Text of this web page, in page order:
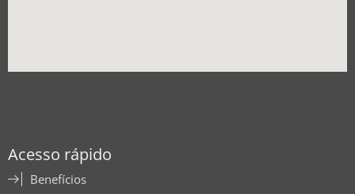
Acesso rápido
Benefícios